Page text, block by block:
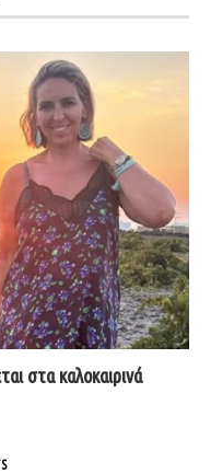
στα καλοκαιρινά